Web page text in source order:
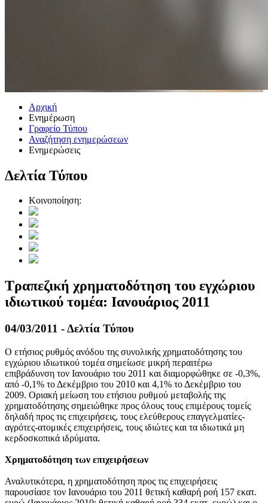
Αρχική
Ενημέρωση
Γραφείο Τύπου
Αναζήτηση ενημερώσεων
Ενημερώσεις
Δελτία Τύπου
Κοινοποίηση:
Τραπεζική χρηματοδότηση του εγχώριου
ιδιωτικού τομέα: Iανουάριος 2011
04/03/2011 - Δελτία Τύπου
Ο ετήσιος ρυθμός ανόδου της συνολικής χρηματοδότησης του
εγχώριου ιδιωτικού τομέα σημείωσε μικρή περαιτέρω
επιβράδυνση τον Ιανουάριο του 2011 και διαμορφώθηκε σε -0,3%,
από -0,1% το Δεκέμβριο του 2010 και 4,1% το Δεκέμβριο του
2009. Οριακή μείωση του ετήσιου ρυθμού μεταβολής της
χρηματοδότησης σημειώθηκε προς όλους τους επιμέρους τομείς
δηλαδή προς τις επιχειρήσεις, τους ελεύθερους επαγγελματίες-
αγρότες-ατομικές επιχειρήσεις, τους ιδιώτες και τα ιδιωτικά μη
κερδοσκοπικά ιδρύματα.
Χρηματοδότηση των επιχειρήσεων
Αναλυτικότερα, η χρηματοδότηση προς τις επιχειρήσεις
παρουσίασε τον Ιανουάριο του 2011 θετική καθαρή ροή 157 εκατ.